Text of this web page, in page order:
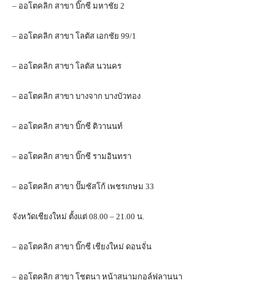
– ออโตคลิก สาขา บิ๊กซี มหาชัย 2
– ออโตคลิก สาขา โลตัส เอกชัย 99/1
– ออโตคลิก สาขา โลตัส นวนคร
– ออโตคลิก สาขา บางจาก บางบัวทอง
– ออโตคลิก สาขา บิ๊กซี ติวานนท์
– ออโตคลิก สาขา บิ๊กซี รามอินทรา
– ออโตคลิก สาขา ปั๊มซัสโก้ เพชรเกษม 33
จังหวัดเชียงใหม่ ตั้งแต่ 08.00 – 21.00 น.
– ออโตคลิก สาขา บิ๊กซี เชียงใหม่ ดอนจั่น
– ออโตคลิก สาขา โชตนา หน้าสนามกอล์ฟลานนา